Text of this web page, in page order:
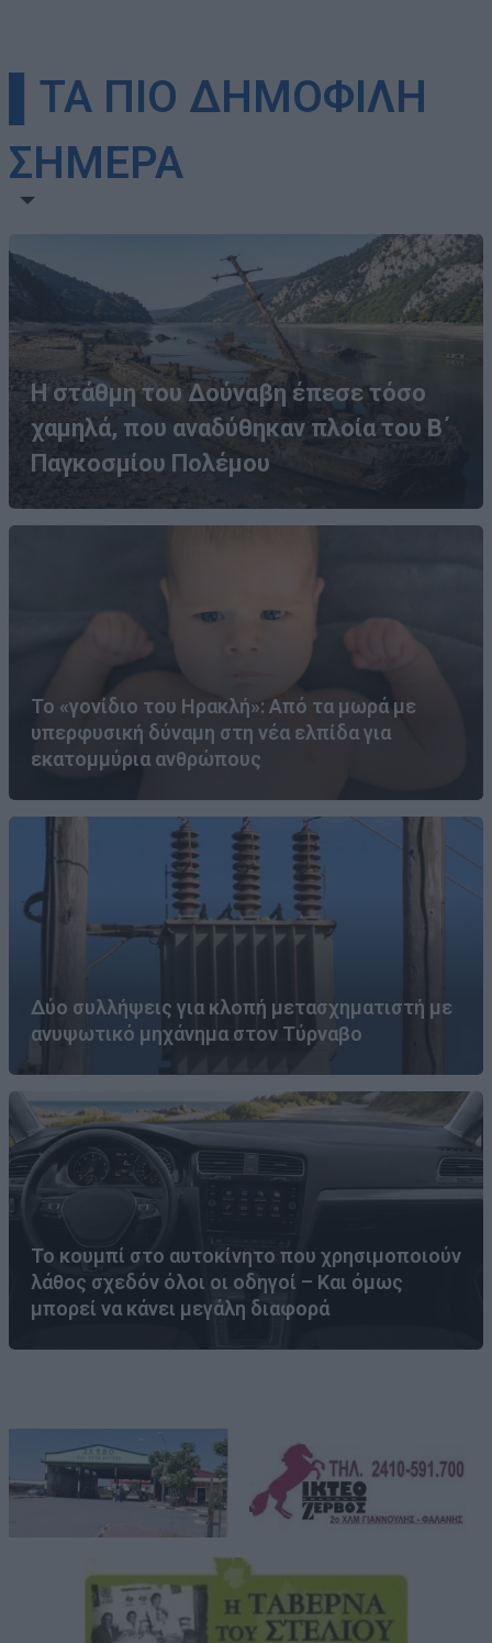
▌ΤΑ ΠΙΟ ΔΗΜΟΦΙΛΗ
ΣΗΜΕΡΑ
Η στάθμη του Δούναβη έπεσε τόσο
χαμηλά, που αναδύθηκαν πλοία του Β΄
Παγκοσμίου Πολέμου
Το «γονίδιο του Ηρακλή»: Από τα μωρά με
υπερφυσική δύναμη στη νέα ελπίδα για
εκατομμύρια ανθρώπους
Δύο συλλήψεις για κλοπή μετασχηματιστή με
ανυψωτικό μηχάνημα στον Τύρναβο
Το κουμπί στο αυτοκίνητο που χρησιμοποιούν
λάθος σχεδόν όλοι οι οδηγοί – Και όμως
μπορεί να κάνει μεγάλη διαφορά